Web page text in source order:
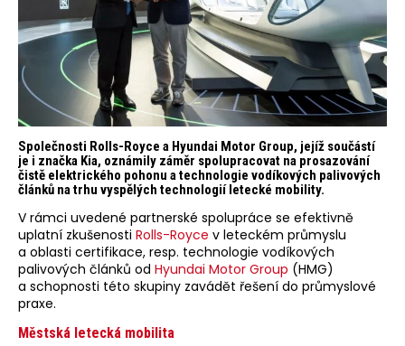
Společnosti Rolls-Royce a Hyundai Motor Group, jejíž součástí
je i značka Kia, oznámily záměr spolupracovat na prosazování
čistě elektrického pohonu a technologie vodíkových palivových
článků na trhu vyspělých technologií letecké mobility.
V rámci uvedené partnerské spolupráce se efektivně
uplatní zkušenosti Rolls-Royce v leteckém průmyslu
a oblasti certifikace, resp. technologie vodíkových
palivových článků od Hyundai Motor Group (HMG)
a schopnosti této skupiny zavádět řešení do průmyslové
praxe.
Městská letecká mobilita